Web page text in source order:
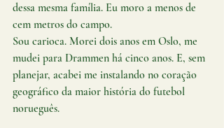
dessa mesma família. Eu moro a menos de
cem metros do campo.
Sou carioca. Morei dois anos em Oslo, me
mudei para Drammen há cinco anos. E, sem
planejar, acabei me instalando no coração
geográfico da maior história do futebol
norueguês.